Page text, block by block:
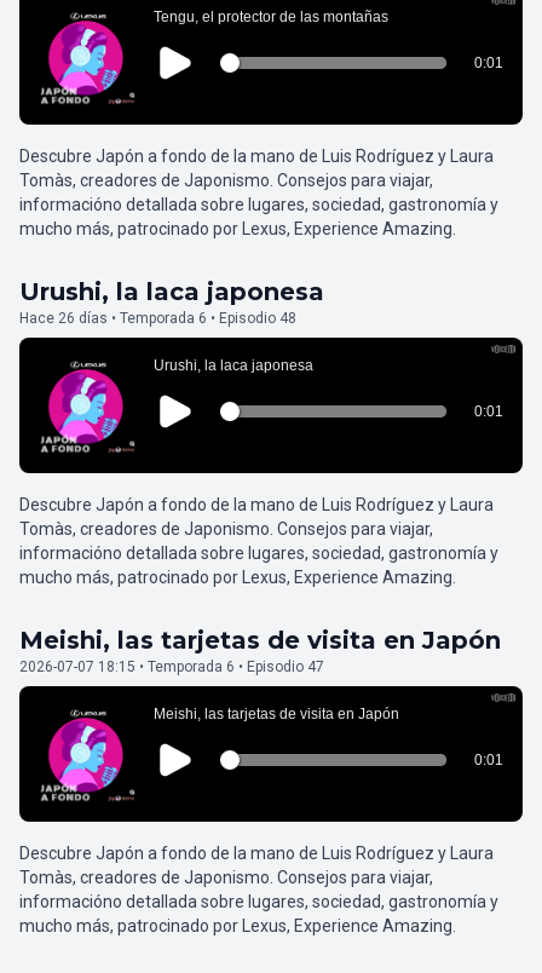
Descubre Japón a fondo de la mano de Luis Rodríguez y Laura
Tomàs, creadores de Japonismo. Consejos para viajar,
informacióno detallada sobre lugares, sociedad, gastronomía y
mucho más, patrocinado por Lexus, Experience Amazing.
Urushi, la laca japonesa
Hace 26 días • Temporada 6 • Episodio 48
Descubre Japón a fondo de la mano de Luis Rodríguez y Laura
Tomàs, creadores de Japonismo. Consejos para viajar,
informacióno detallada sobre lugares, sociedad, gastronomía y
mucho más, patrocinado por Lexus, Experience Amazing.
Meishi, las tarjetas de visita en Japón
2026-07-07 18:15 • Temporada 6 • Episodio 47
Descubre Japón a fondo de la mano de Luis Rodríguez y Laura
Tomàs, creadores de Japonismo. Consejos para viajar,
informacióno detallada sobre lugares, sociedad, gastronomía y
mucho más, patrocinado por Lexus, Experience Amazing.